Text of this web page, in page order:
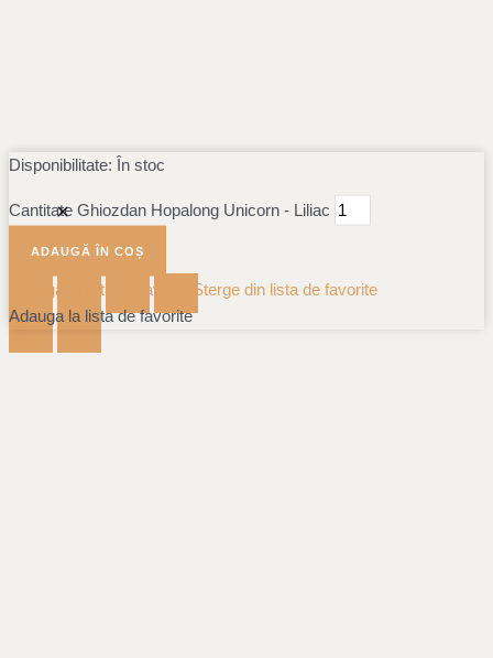
Disponibilitate: În stoc
Cantitate Ghiozdan Hopalong Unicorn - Liliac
ADAUGĂ ÎN COȘ
Adauga la lista de favorite
Sterge din lista de favorite
Adauga la lista de favorite